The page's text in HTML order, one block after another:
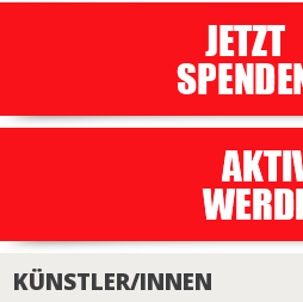
KÜNSTLER/INNEN